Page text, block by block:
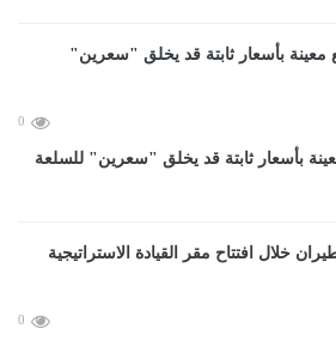
0
بأسعار ثابتة قد يخلق "سعرين" للسلعة
0